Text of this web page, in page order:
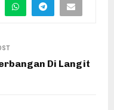
Di Langit